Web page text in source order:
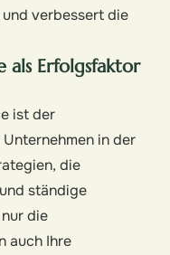
verbessert die
als Erfolgsfaktor
ist der
in der
die
ständige
die
auch Ihre